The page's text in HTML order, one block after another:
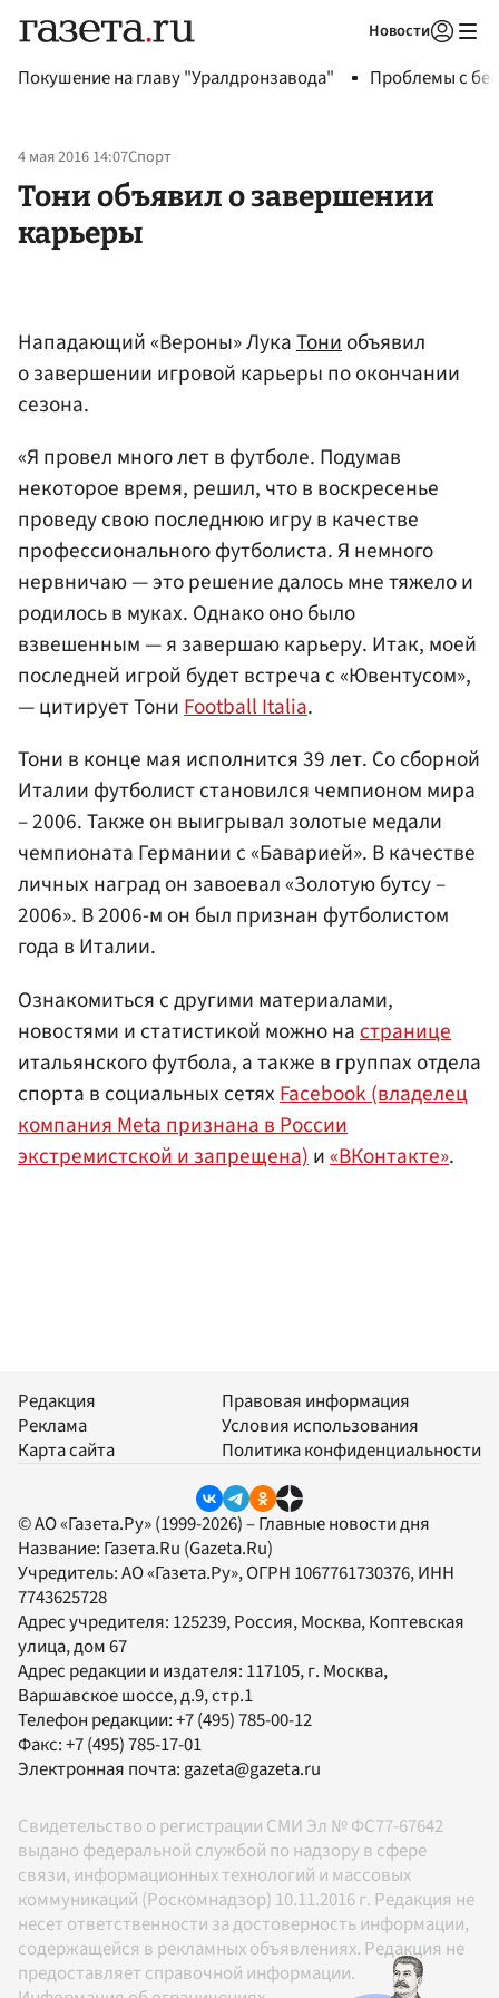
Новости
Покушение на главу "Уралдронзавода" Проблемы с
4 мая 2016 14:07Спорт
Тони объявил о завершении
карьеры
Нападающий «Вероны» ЛукаТониобъявил
о завершении игровой карьеры по окончании
сезона.
«Я провел много лет в футболе. Подумав
некоторое время, решил, что в воскресенье
проведу свою последнюю игру в качестве
профессионального футболиста. Я немного
нервничаю — это решение далось мне тяжело и
родилось в муках. Однако оно было
взвешенным — я завершаю карьеру. Итак, моей
последней игрой будет встреча с «Ювентусом»,
— цитирует ТониFootball Italia.
Тони в конце мая исполнится 39 лет. Со сборной
Италии футболист становился чемпионом мира
– 2006. Также он выигрывал золотые медали
чемпионата Германии с «Баварией». В качестве
личных наград он завоевал «Золотую бутсу –
2006». В 2006-м он был признан футболистом
года в Италии.
Ознакомиться с другими материалами,
новостями и статистикой можно на странице
итальянского футбола, а также в группах отдела
спорта в социальных сетях Facebook (владелец
компания Meta признана в России
экстремистской и запрещена) и«ВКонтакте».
Редакция
Реклама
Карта сайта
Правовая информация
Условия использования
Политика конфиденциальности
© АО «Газета.Ру» (1999-2026) – Главные новости дня
Название: Газета.Ru (Gazeta.Ru)
Учредитель:АО «Газета.Ру», ОГРН 1067761730376, ИНН
7743625728
Адрес учредителя: 125239, Россия, Москва, Коптевская
улица, дом 67
Адрес редакции и издателя: 117105, г. Москва,
Варшавское шоссе, д.9, стр.1
Телефон редакции:+7 (495) 785-00-12
Факс:+7 (495) 785-17-01
Электронная почта:gazeta@gazeta.ru
Свидетельство о регистрации СМИ Эл № ФС77-67642
выдано федеральной службой по надзору в сфере
связи, информационных технологий и массовых
коммуникаций (Роскомнадзор) 10.11.2016 г. Редакция не
несет ответственности за достоверность информации,
содержащейся в рекламных объявлениях. Редакция не
предоставляет справочной информации.